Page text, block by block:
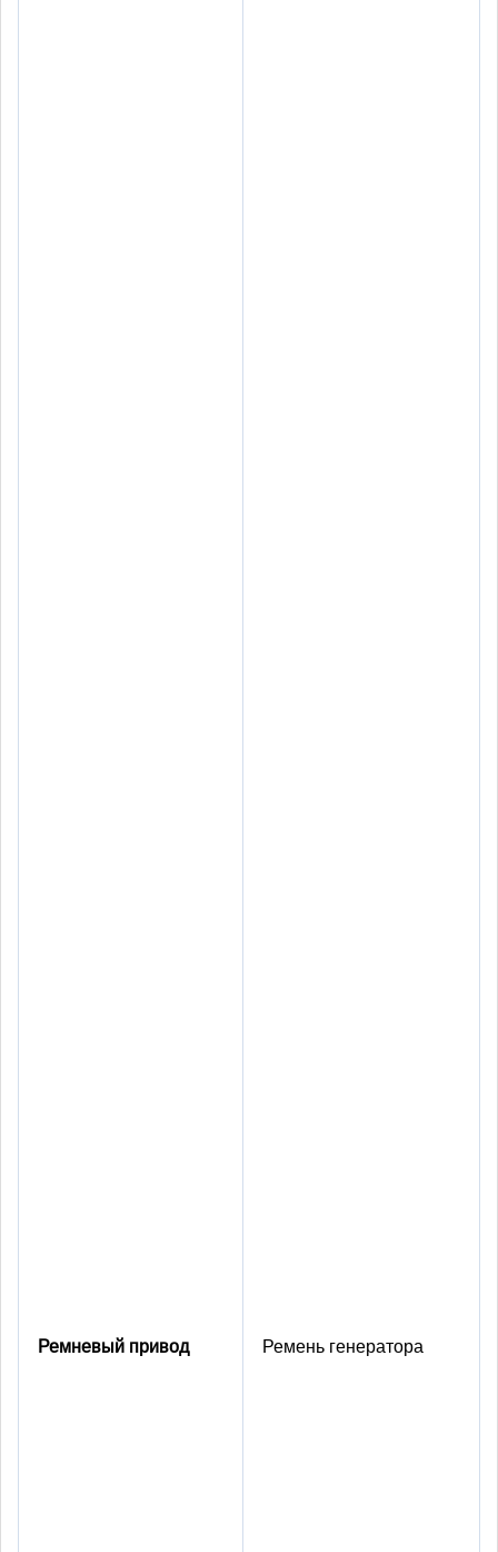
Ремневый привод Ремень генератора